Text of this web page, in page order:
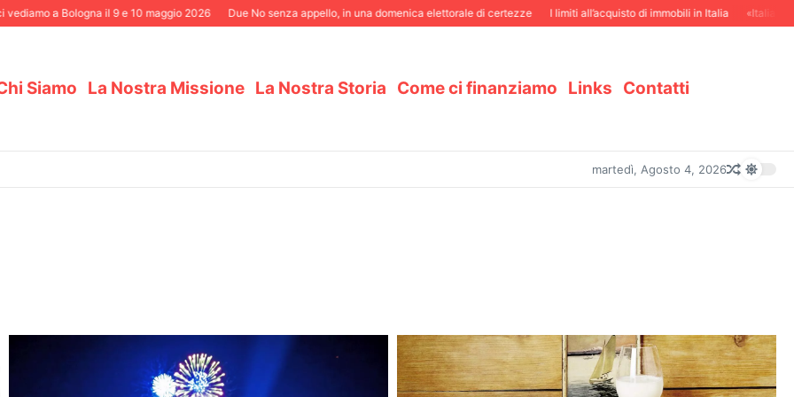
a Bologna il 9 e 10 maggio 2026 Due No senza appello, in una domenica elettorale di certezze I limiti all’acquisto di immobili in Italia «Italiani in
Siamo La Nostra Missione La Nostra Storia Come ci finanziamo Links Contatti
martedì, Agosto 4, 2026